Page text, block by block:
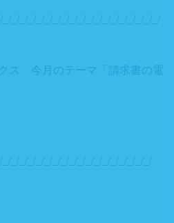
_/_/_/_/_/_/_/_/_/_/_/_/_/_/_/_/_/_/
ス 今月のテーマ「請求書の電